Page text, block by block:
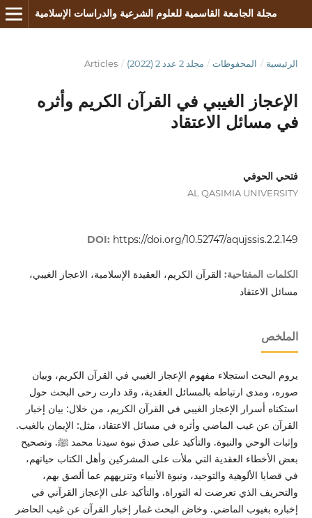
مجلة الجامعة القاسمية للعلوم الشرعية والدراسات الإسلامية
الرئيسية / المحفوظات / مجلد 2 عدد 2 (2022) /
Articles
الإعجاز الغيبي في القرآن الكريم وأثره
في مسائل الاعتقاد
فتحي الحوفي
AL QASIMIA UNIVERSITY
DOI: https://doi.org/10.52747/aqujssis.2.2.149
الكلمات المفتاحية: القرآن الكريم، العقيدة الإسلامية، الاعجاز الغيبي،
مسائل الاعتقاد
الملخص
يروم البحث استجلاء مفهوم الإعجاز الغيبي في القرآن الكريم، وبيان
صوره، ومدى ارتباطه بالمسائل العقدية، وقد دارت رحى البحث حول
استكناه أسرار الإعجاز الغيبي في القرآن الكريم، من خلال: بيان إخبار
القرآن عن غيب الماضي وأثره في مسائل الاعتقاد، مثل: الإيمان بالغيب.
وإثبات الوحي والنبوة. والتأكيد على صدق نبوة سيدنا محمد ﷺ. وتصحيح
بعض الأخطاء العقدية التي ملأت على المشركين وأهل الكتاب حياتهم،
في قضايا الألوهية والتوحيد، ونبوة الأنبياء وتنزيههم عما ألصق بهم،
والتحريف الذي تعرضت له التوراة. والتأكيد على الإعجاز القرآني في
إخباره بغيوب الماضي. وخاض البحث غمار إخبار القرآن عن غيب الحاضر